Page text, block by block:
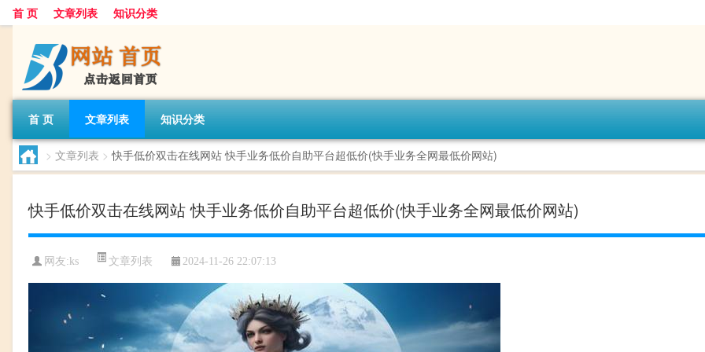
首 页 文章列表 知识分类
首 页 文章列表 知识分类
> 文章列表 > 快手低价双击在线网站 快手业务低价自助平台超低价(快手业务全网最低价网站)
快手低价双击在线网站 快手业务低价自助平台超低价(快手业务全网最低价网站)
网友: ks 文章列表 2024-11-26 22:07:13